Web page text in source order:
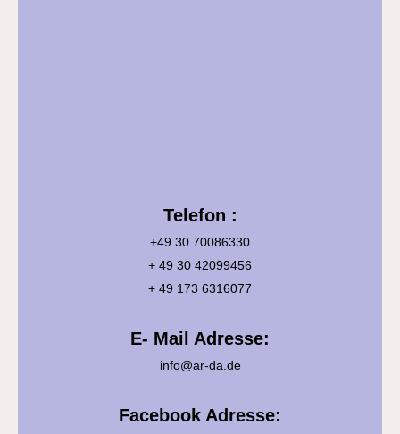
Telefon :
+49 30 70086330
+ 49 30 42099456
+ 49 173 6316077
E- Mail Adresse:
info@ar-da.de
Facebook Adresse: